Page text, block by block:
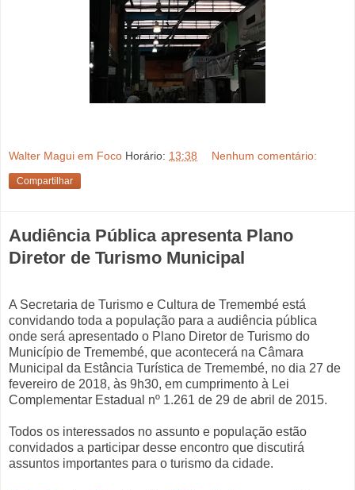
Walter Magui em Foco Horário: 13:38 Nenhum comentário:
Compartilhar
Audiência Pública apresenta Plano
Diretor de Turismo Municipal
A Secretaria de Turismo e Cultura de Tremembé está
convidando toda a população para a audiência pública
onde será apresentado o Plano Diretor de Turismo do
Município de Tremembé, que acontecerá na Câmara
Municipal da Estância Turística de Tremembé, no dia 27 de
fevereiro de 2018, às 9h30, em cumprimento à Lei
Complementar Estadual nº 1.261 de 29 de abril de 2015.
Todos os interessados no assunto e população estão
convidados a participar desse encontro que discutirá
assuntos importantes para o turismo da cidade.